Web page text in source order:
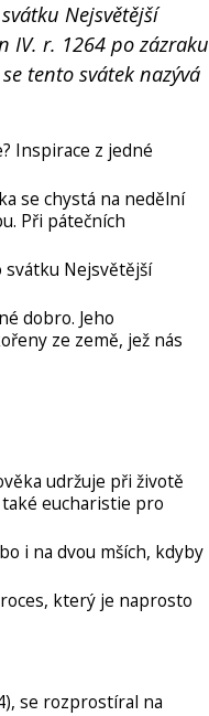
Nejsvětější
IV. r. 1264 po zázraku
tento svátek nazývá
Inspirace z jedné
se chystá na nedělní
Při pátečních
Nejsvětější
dobro. Jeho
ze země, jež nás
udržuje při životě
eucharistie pro
i na dvou mších, kdyby
který je naprosto
se rozprostíral na